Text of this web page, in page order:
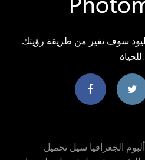
هوليود سوف تغير من طريقة رؤيتك
ألبوم الجغرافيا سيل تحميل